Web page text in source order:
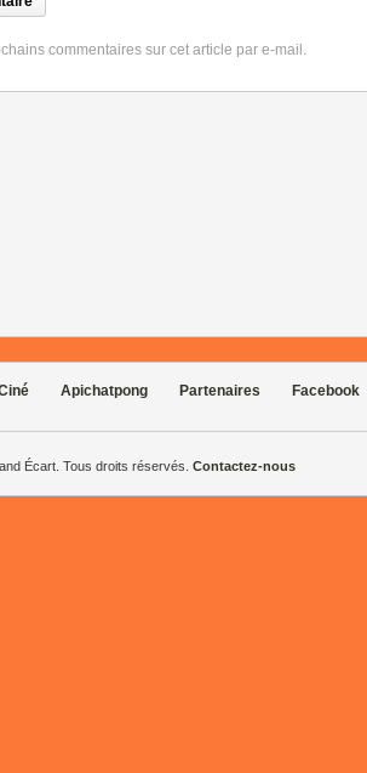
commentaires sur cet article par e-mail.
Apichatpong Partenaires Facebook
Écart. Tous droits réservés. Contactez-nous